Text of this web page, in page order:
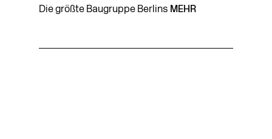
Die größte Baugruppe Berlins MEHR